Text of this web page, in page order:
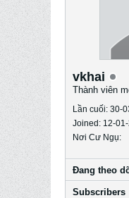
vkhai
Thành viên
Lần cuối: 30-
Joined: 12-
Nơi Cư Ngụ:
Ðang theo
Subscribers